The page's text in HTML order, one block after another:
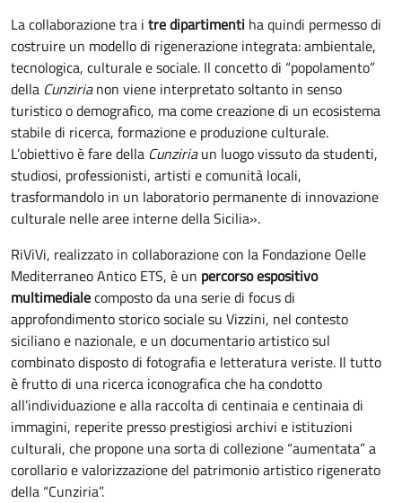
La collaborazione tra i tre dipartimenti ha quindi permesso di
costruire un modello di rigenerazione integrata: ambientale,
tecnologica, culturale e sociale. Il concetto di “popolamento”
della Cunzirianon viene interpretato soltanto in senso
turistico o demografico, ma come creazione di un ecosistema
stabile di ricerca, formazione e produzione culturale.
L’obiettivo è fare della Cunziriaun luogo vissuto da studenti,
studiosi, professionisti, artisti e comunità locali,
trasformandolo in un laboratorio permanente di innovazione
culturale nelle aree interne della Sicilia».
RiViVi, realizzato in collaborazione con la Fondazione Oelle
Mediterraneo Antico ETS, è un percorso espositivo
multimedialecomposto da una serie di focus di
approfondimento storico sociale su Vizzini, nel contesto
siciliano e nazionale, e un documentario artistico sul
combinato disposto di fotografia e letteratura veriste. Il tutto
è frutto di una ricerca iconografica che ha condotto
all’individuazione e alla raccolta di centinaia e centinaia di
immagini, reperite presso prestigiosi archivi e istituzioni
culturali, che propone una sorta di collezione “aumentata” a
corollario e valorizzazione del patrimonio artistico rigenerato
della “Cunziria”.